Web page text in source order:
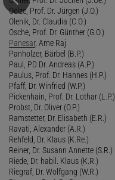
Oelze, Prof. Dr. Jürgen (J.O.)
Olenik, Dr. Claudia (C.O.)
Osche, Prof. Dr. Günther (G.O.)
Panesar, Arne Raj
Panholzer, Bärbel (B.P.)
Paul, PD Dr. Andreas (A.P.)
Paulus, Prof. Dr. Hannes (H.P.)
Pfaff, Dr. Winfried (W.P.)
Pickenhain, Prof. Dr. Lothar (L.P.)
Probst, Dr. Oliver (O.P.)
Ramstetter, Dr. Elisabeth (E.R.)
Ravati, Alexander (A.R.)
Rehfeld, Dr. Klaus (K.Re.)
Reiner, Dr. Susann Annette (S.R.)
Riede, Dr. habil. Klaus (K.R.)
Riegraf, Dr. Wolfgang (W.R.)